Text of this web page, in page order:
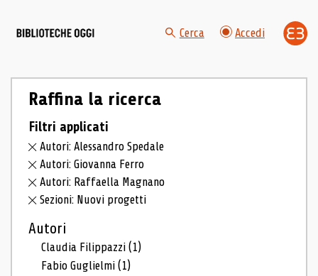
Cerca Accedi
Raffina la ricerca
Filtri applicati
Autori: Alessandro Spedale
Autori: Giovanna Ferro
Autori: Raffaella Magnano
Sezioni: Nuovi progetti
Autori
Claudia Filippazzi(1)
Fabio Guglielmi(1)